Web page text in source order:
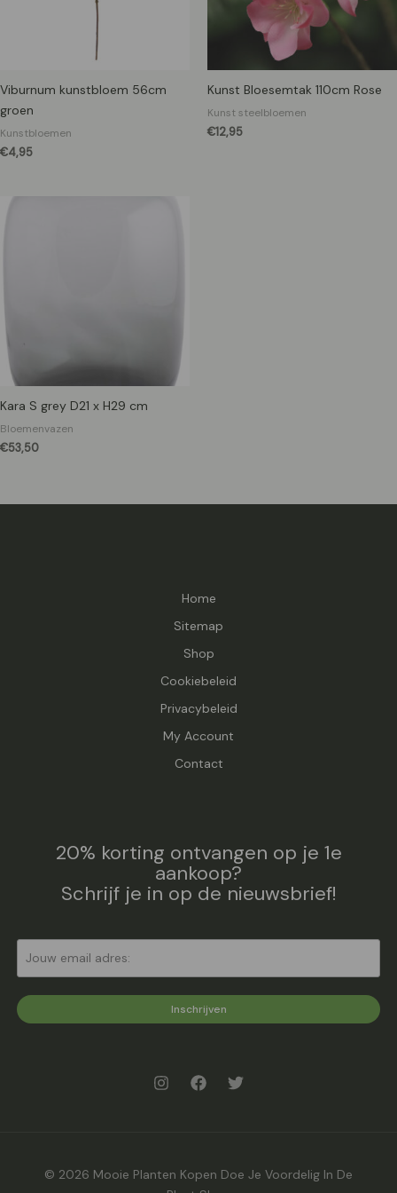
Viburnum kunstbloem 56cm
groen
Kunstbloemen
€4,95
Kunst Bloesemtak 110cm Rose
Kunst steelbloemen
€12,95
Kara S grey D21 x H29 cm
Bloemenvazen
€53,50
Home
Sitemap
Shop
Cookiebeleid
Privacybeleid
My Account
Contact
20% korting ontvangen op je 1e
aankoop?
Schrijf je in op de nieuwsbrief!
Inschrijven
© 2026 Mooie Planten Kopen Doe Je Voordelig In De